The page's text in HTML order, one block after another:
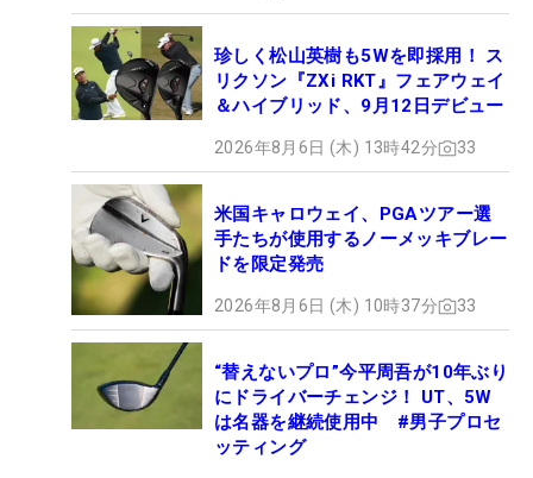
珍しく松山英樹も5Wを即採用！ ス
リクソン『ZXi RKT』フェアウェイ
＆ハイブリッド、9月12日デビュー
2026年8月6日 (木) 13時42分 33
米国キャロウェイ、PGAツアー選
手たちが使用するノーメッキブレー
ドを限定発売
2026年8月6日 (木) 10時37分 33
“替えないプロ”今平周吾が10年ぶり
にドライバーチェンジ！ UT、5W
は名器を継続使用中 #男子プロセ
ッティング